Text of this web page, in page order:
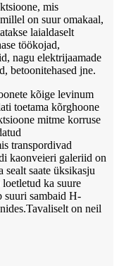
mis
on suur omakaal,
laialdaselt
töökojad,
nagu elektrijaamade
betoonitehased jne.
kõige levinum
toetama kõrghoone
mitme korruse
transpordivad
kaonveieri galeriid on
saate üksikasju
loetletud ka suure
suuri sambaid H-
on neil